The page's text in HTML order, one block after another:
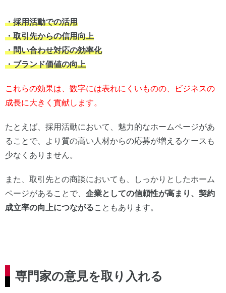
・採用活動での活用
・取引先からの信用向上
・問い合わせ対応の効率化
・ブランド価値の向上
これらの効果は、数字には表れにくいものの、ビジネスの
成長に大きく貢献します。
たとえば、採用活動において、魅力的なホームページがあ
ることで、より質の高い人材からの応募が増えるケースも
少なくありません。
また、取引先との商談においても、しっかりとしたホーム
ページがあることで、 企業としての信頼性が高まり、契約
成立率の向上につながることもあります。
専門家の意見を取り入れる